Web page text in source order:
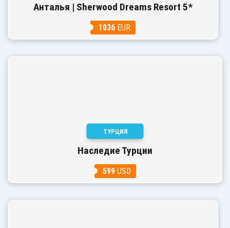
Анталья | Sherwood Dreams Resort 5*
1036EUR
ТУРЦИЯ
Наследие Турции
599USD